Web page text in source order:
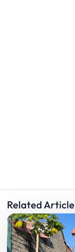
Related Article